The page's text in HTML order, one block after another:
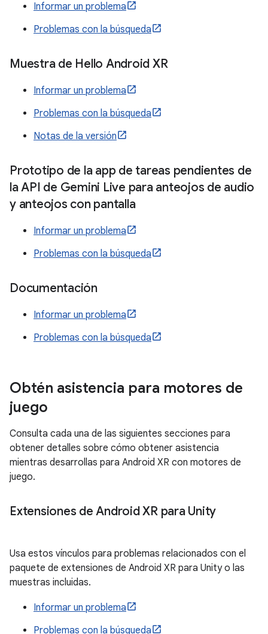
Informar un problema
Problemas con la búsqueda
Muestra de Hello Android XR
Informar un problema
Problemas con la búsqueda
Notas de la versión
Prototipo de la app de tareas pendientes de
la API de Gemini Live para anteojos de audio
y anteojos con pantalla
Informar un problema
Problemas con la búsqueda
Documentación
Informar un problema
Problemas con la búsqueda
Obtén asistencia para motores de
juego
Consulta cada una de las siguientes secciones para
obtener detalles sobre cómo obtener asistencia
mientras desarrollas para Android XR con motores de
juego.
Extensiones de Android XR para Unity
Usa estos vínculos para problemas relacionados con el
paquete de extensiones de Android XR para Unity o las
muestras incluidas.
Informar un problema
Problemas con la búsqueda